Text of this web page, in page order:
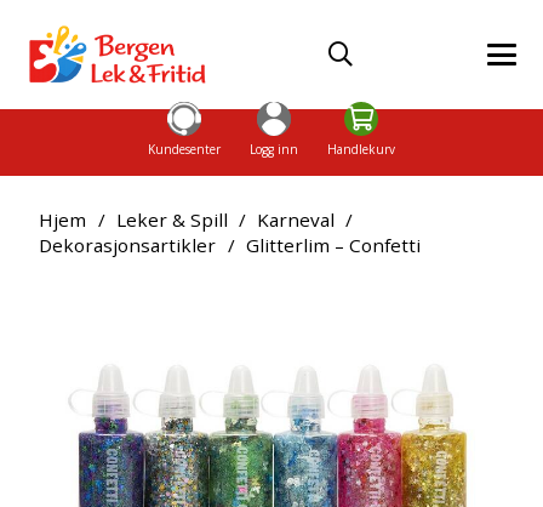
Kundesenter Logg inn Handlekurv
Hjem / Leker & Spill / Karneval /
Dekorasjonsartikler / Glitterlim – Confetti